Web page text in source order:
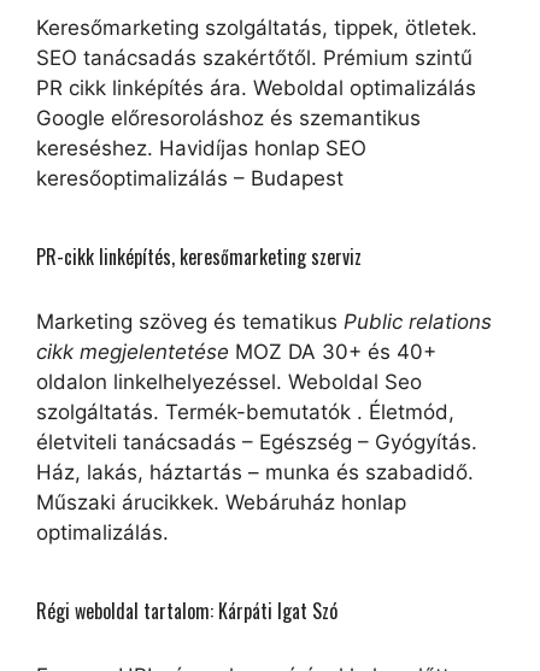
Keresőmarketing szolgáltatás, tippek, ötletek.
SEO tanácsadás szakértőtől. Prémium szintű
PR cikk linképítés ára. Weboldal optimalizálás
Google előresoroláshoz és szemantikus
kereséshez. Havidíjas honlap SEO
keresőoptimalizálás – Budapest
PR-cikk linképítés, keresőmarketing szerviz
Marketing szöveg és tematikus Public relations
cikk megjelentetése MOZ DA 30+ és 40+
oldalon linkelhelyezéssel. Weboldal Seo
szolgáltatás. Termék-bemutatók . Életmód,
életviteli tanácsadás – Egészség – Gyógyítás.
Ház, lakás, háztartás – munka és szabadidő.
Műszaki árucikkek. Webáruház honlap
optimalizálás.
Régi weboldal tartalom: Kárpáti Igat Szó